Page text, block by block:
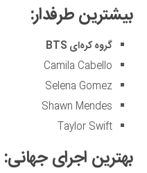
بیشترین طرفدار:
گروه کره‌ای BTS
Camila Cabello
Selena Gomez
Shawn Mendes
Taylor Swift
بهترین اجرای جهانی: